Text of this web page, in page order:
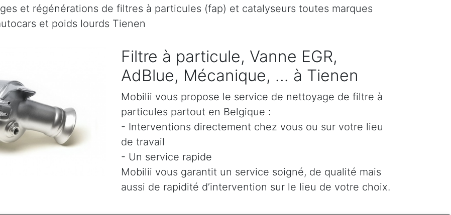
et régénérations de filtres à particules (fap) et catalyseurs toutes marques
et poids lourds Tienen
Filtre à particule, Vanne EGR,
AdBlue, Mécanique, ... à Tienen
Mobilii vous propose le service de nettoyage de filtre à
particules partout en Belgique :
- Interventions directement chez vous ou sur votre lieu
de travail
- Un service rapide
Mobilii vous garantit un service soigné, de qualité mais
aussi de rapidité d’intervention sur le lieu de votre choix.